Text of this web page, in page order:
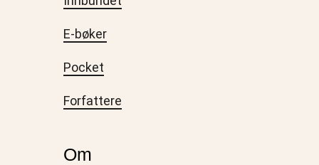
E-bøker
Pocket
Forfattere
Om